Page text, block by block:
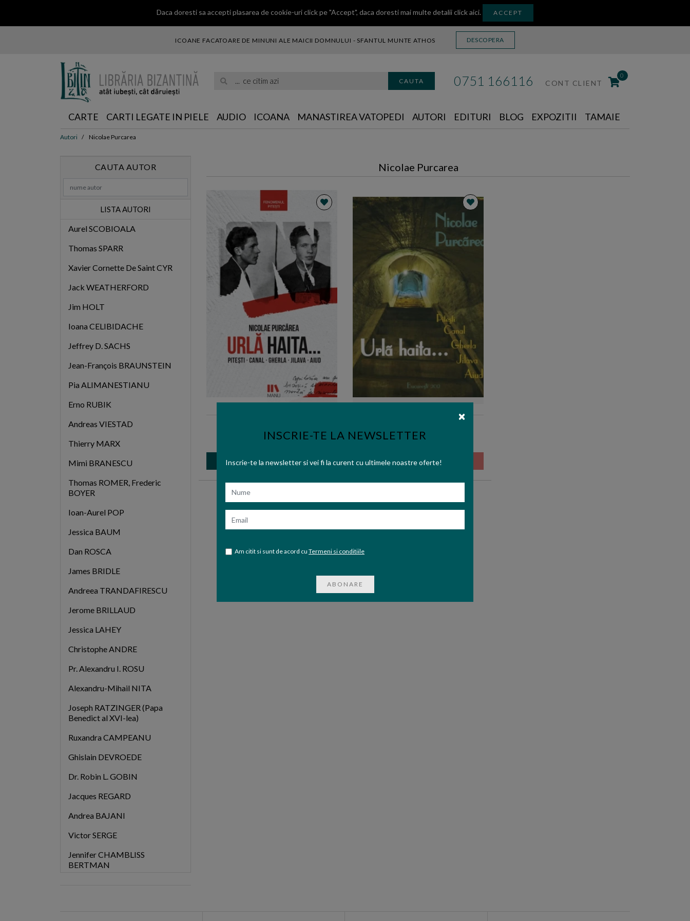
Daca doresti sa accepti plasarea de cookie-uri click pe "Accept", daca doresti mai multe detaliiclick aici. ACCEPT
INSCRIE-TE LA NEWSLETTER
Inscrie-te la newsletter si vei fi la curent cu ultimele noastre oferte!
Am citit si sunt de acord cu Termeni si conditiile
ABONARE
ICOANE FACATOARE DE MINUNI ALE MAICII DOMNULUI - SFANTUL MUNTE ATHOS DESCOPERA
CAUTA 0751 166116 CONT CLIENT
0
CARTE CARTI LEGATE IN PIELE AUDIO ICOANA MANASTIREA VATOPEDI AUTORI EDITURI BLOG EXPOZITII TAMAIE
Autori Nicolae Purcarea
CAUTA AUTOR
LISTA AUTORI
Aurel SCOBIOALA
Thomas SPARR
Xavier Cornette De Saint CYR
Jack WEATHERFORD
Jim HOLT
Ioana CELIBIDACHE
Jeffrey D. SACHS
Jean-François BRAUNSTEIN
Pia ALIMANESTIANU
Erno RUBIK
Andreas VIESTAD
Thierry MARX
Mimi BRANESCU
Thomas ROMER, Frederic
BOYER
Ioan-Aurel POP
Jessica BAUM
Dan ROSCA
James BRIDLE
Andreea TRANDAFIRESCU
Jerome BRILLAUD
Jessica LAHEY
Christophe ANDRE
Pr. Alexandru I. ROSU
Alexandru-Mihail NITA
Joseph RATZINGER (Papa
Benedict al XVI-lea)
Ruxandra CAMPEANU
Ghislain DEVROEDE
Dr. Robin L. GOBIN
Jacques REGARD
Andrea BAJANI
Victor SERGE
Jennifer CHAMBLISS
BERTMAN
Nicolae Purcarea
editie 2017
37,00 lei
ADAUGA IN COS
Jilava, Aiud
16,38 lei
STOC EPUIZAT